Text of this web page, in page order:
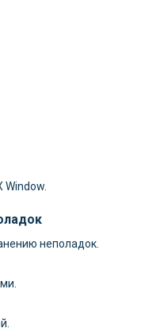
Window.
неполадок.